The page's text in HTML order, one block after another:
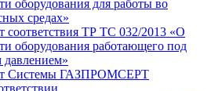
оборудования для работы во
средах»
соответствия ТР ТС 032/2013 «О
оборудования работающего под
Системы ГАЗПРОМСЕРТ